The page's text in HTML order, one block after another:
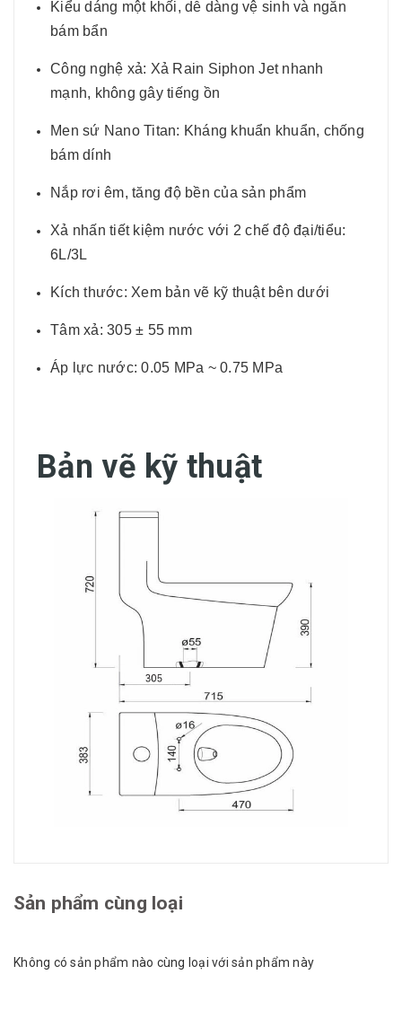
Kiểu dáng một khối, dễ dàng vệ sinh và ngăn
bám bẩn
Công nghệ xả: Xả Rain Siphon Jet nhanh
mạnh, không gây tiếng ồn
Men sứ Nano Titan: Kháng khuẩn khuẩn, chống
bám dính
Nắp rơi êm, tăng độ bền của sản phẩm
Xả nhấn tiết kiệm nước với 2 chế độ đại/tiểu:
6L/3L
Kích thước: Xem bản vẽ kỹ thuật bên dưới
Tâm xả: 305 ± 55 mm
Áp lực nước: 0.05 MPa ~ 0.75 MPa
Bản vẽ kỹ thuật
Sản phẩm cùng loại
Không có sản phẩm nào cùng loại với sản phẩm này